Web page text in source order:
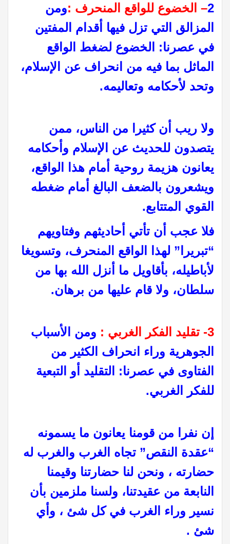
2– الخضوع للواقع المنحرف :ومن
المزالق التي تزل فيها أقدام المفتين
في عصرنا: الخضوع لضغط الواقع
الماثل بما فيه من انحراف عن الإسلام،
وتحد لأحكامه وتعاليمه.
ولا ريب أن كثيرا من الناس، ممن
يتصدون للحديث عن الإسلام وأحكامه
يعانون هزيمة روحية أمام هذا الواقع،
ويشعرون بالضعف البالغ أمام ضغطه
القوي المتتابع.
فلا عجب أن تأتي أحاديثهم وفتاويهم
“تبريرا” لهذا الواقع المنحرف، وتسويغا
لأباطيله، بأقاويل ما أنزل الله بها من
سلطان، ولا قام عليها من برهان.
3- تقليد الفكر الغربي :
ومن الأسباب
الجوهرية وراء انحراف الكثير من
الفتاوى في عصرنا: التقليد أو التبعية
للفكر الغربي.
إن نفرا من قومنا يعانون ما يسمونه
“عقدة النقص” تجاه الغرب والغرب له
حضارته ، ونحن لنا حضارتنا وقيمنا
النابعة من عقيدتنا، ولسنا ملزمين بأن
نسير وراء الغرب في كل شئ ، وأي
شئ .